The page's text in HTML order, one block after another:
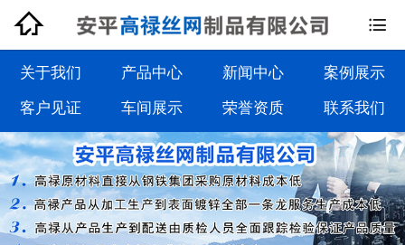
钢格板系列
钢格栅板系列
沟盖板系列
踏步板系列


关于我们 产品中心 新闻中心 案例展示
客户见证 车间展示 荣誉资质 联系我们